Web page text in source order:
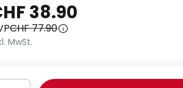
38.90
CHF 77.90
MwSt.